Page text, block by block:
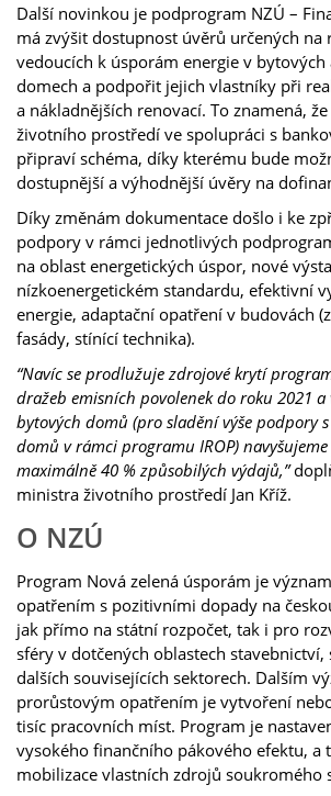
Další novinkou je podprogram NZÚ –
má zvýšit dostupnost úvěrů určených na
vedoucích k úsporám energie v
domech a podpořit jejich vlastníky při
a nákladnějších renovací. To znamená,
životního prostředí ve spolupráci s
připraví schéma, díky kterému bude
dostupnější a výhodnější úvěry na
Díky změnám dokumentace došlo i ke
podpory v rámci jednotlivých
na oblast energetických úspor, nové
nízkoenergetickém standardu, efektivní
energie, adaptační opatření v budovách
fasády, stínící technika).
“Navíc se prodlužuje zdrojové krytí
dražeb emisních povolenek do roku 2021 a
bytových domů (pro sladění výše podpory
domů v rámci programu IROP)
maximálně 40 % způsobilých výdajů,”
ministra životního prostředí Jan Kříž.
O NZÚ
Program Nová zelená úsporám je
opatřením s pozitivními dopady na
jak přímo na státní rozpočet, tak i pro
sféry v dotčených oblastech
dalších souvisejících sektorech. Dalším
prorůstovým opatřením je vytvoření
tisíc pracovních míst. Program je
vysokého finančního pákového efektu, a
mobilizace vlastních zdrojů soukromého